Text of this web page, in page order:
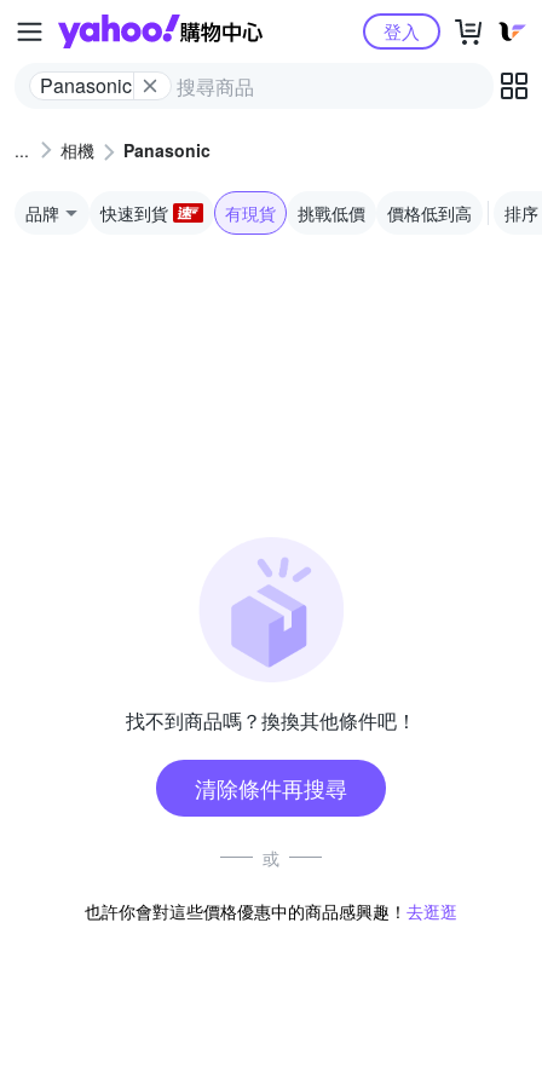
Yahoo購物中心
Panasonic
登入
相機 Panasonic
品牌 快速到貨 有現貨 挑戰低價 價格低到高 排序
找不到商品嗎？換換其他條件吧！
清除條件再搜尋
或
也許你會對這些價格優惠中的商品感興趣！ 去逛逛